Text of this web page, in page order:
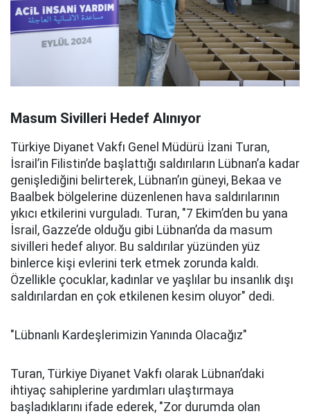
Masum Sivilleri Hedef Alınıyor
Türkiye Diyanet Vakfı Genel Müdürü İzani Turan,
İsrail’in Filistin’de başlattığı saldırıların Lübnan’a kadar
genişlediğini belirterek, Lübnan’ın güneyi, Bekaa ve
Baalbek bölgelerine düzenlenen hava saldırılarının
yıkıcı etkilerini vurguladı. Turan, "7 Ekim’den bu yana
İsrail, Gazze’de olduğu gibi Lübnan’da da masum
sivilleri hedef alıyor. Bu saldırılar yüzünden yüz
binlerce kişi evlerini terk etmek zorunda kaldı.
Özellikle çocuklar, kadınlar ve yaşlılar bu insanlık dışı
saldırılardan en çok etkilenen kesim oluyor" dedi.
"Lübnanlı Kardeşlerimizin Yanında Olacağız"
Turan, Türkiye Diyanet Vakfı olarak Lübnan’daki
ihtiyaç sahiplerine yardımları ulaştırmaya
başladıklarını ifade ederek, "Zor durumda olan